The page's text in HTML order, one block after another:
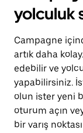
yolculuk
Campagne
artık daha
edebilir ve
yapabilirsiniz.
olun ister yeni
oturum açın
bir varış